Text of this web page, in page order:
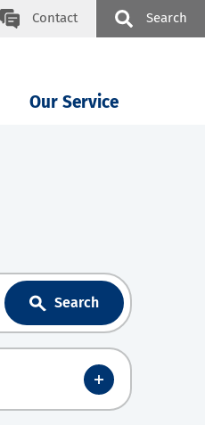
Contact Search
Our Service
Search